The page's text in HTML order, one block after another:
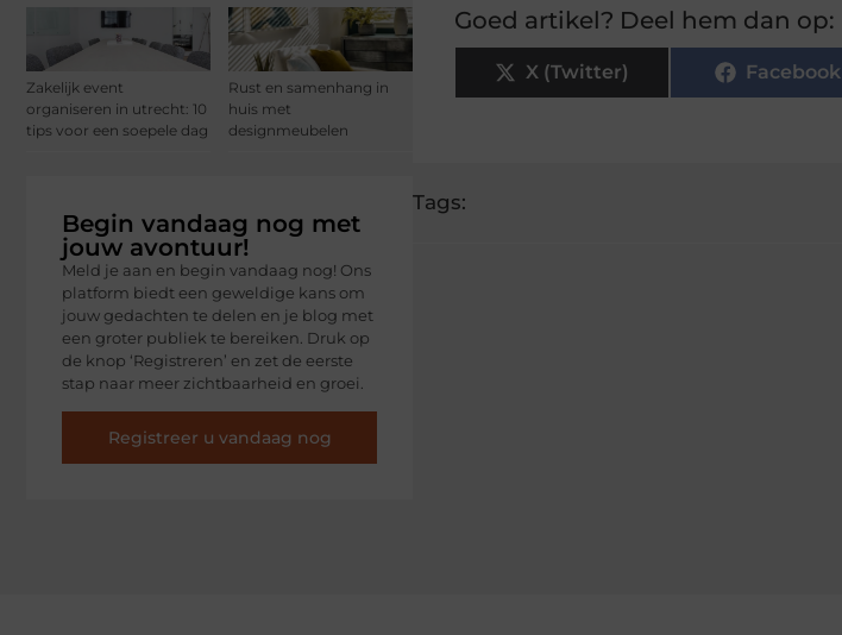
Zakelijk event
organiseren in utrecht: 10
tips voor een soepele dag
Rust en samenhang in
huis met
designmeubelen
Begin vandaag nog met
jouw avontuur!
Meld je aan en begin vandaag nog! Ons
platform biedt een geweldige kans om
jouw gedachten te delen en je blog met
een groter publiek te bereiken. Druk op
de knop ‘Registreren’ en zet de eerste
stap naar meer zichtbaarheid en groei.
Registreer u vandaag nog
Goed artikel? Deel hem dan op:
X (Twitter) Facebook
Tags: